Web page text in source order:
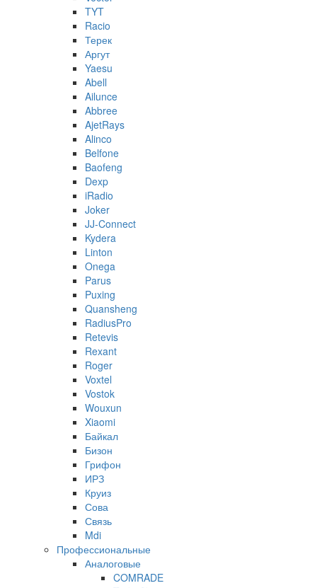
TYT
Racio
Терек
Аргут
Yaesu
Abell
Ailunce
Abbree
AjetRays
Alinco
Belfone
Baofeng
Dexp
iRadio
Joker
JJ-Connect
Kydera
Linton
Onega
Parus
Puxing
Quansheng
RadiusPro
Retevis
Rexant
Roger
Voxtel
Vostok
Wouxun
Xiaomi
Байкал
Бизон
Грифон
ИРЗ
Круиз
Сова
Связь
Mdi
Профессиональные
Аналоговые
COMRADE